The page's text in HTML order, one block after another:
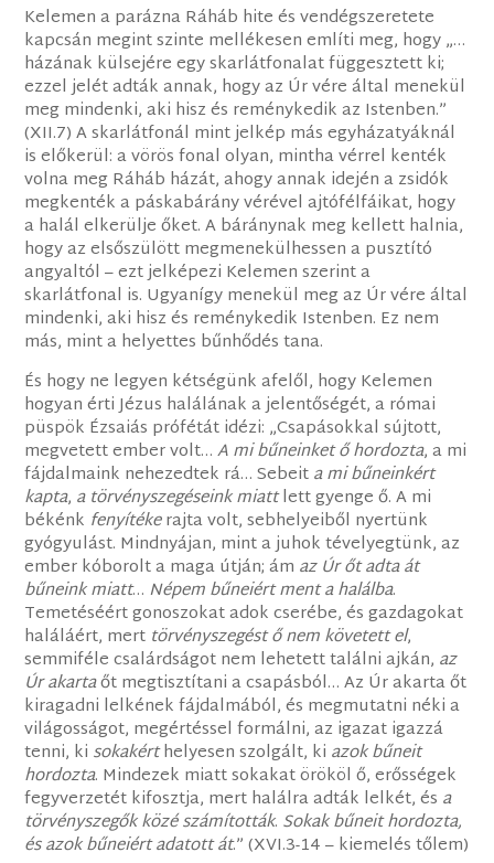
Kelemen a parázna Ráháb hite és vendégszeretete
kapcsán megint szinte mellékesen említi meg, hogy „…
házának külsejére egy skarlátfonalat függesztett ki;
ezzel jelét adták annak, hogy az Úr vére által menekül
meg mindenki, aki hisz és reménykedik az Istenben.”
(XII.7) A skarlátfonál mint jelkép más egyházatyáknál
is előkerül: a vörös fonal olyan, mintha vérrel kenték
volna meg Ráháb házát, ahogy annak idején a zsidók
megkenték a páskabárány vérével ajtófélfáikat, hogy
a halál elkerülje őket. A báránynak meg kellett halnia,
hogy az elsőszülött megmenekülhessen a pusztító
angyaltól – ezt jelképezi Kelemen szerint a
skarlátfonal is. Ugyanígy menekül meg az Úr vére által
mindenki, aki hisz és reménykedik Istenben. Ez nem
más, mint a helyettes bűnhődés tana.
És hogy ne legyen kétségünk afelől, hogy Kelemen
hogyan érti Jézus halálának a jelentőségét, a római
püspök Ézsaiás prófétát idézi: „Csapásokkal sújtott,
megvetett ember volt…A mi bűneinket ő hordozta, a mi
fájdalmaink nehezedtek rá… Sebeita mi bűneinkért
kapta, a törvényszegéseink miattlett gyenge ő. A mi
békénk fenyítékerajta volt, sebhelyeiből nyertünk
gyógyulást. Mindnyájan, mint a juhok tévelyegtünk, az
ember kóborolt a maga útján; ám az Úr őt adta át
bűneink miatt… Népem bűneiért ment a halálba.
Temetéséért gonoszokat adok cserébe, és gazdagokat
haláláért, mert törvényszegést ő nem követett el,
semmiféle csalárdságot nem lehetett találni ajkán, az
Úr akartaőt megtisztítani a csapásból… Az Úr akarta őt
kiragadni lelkének fájdalmából, és megmutatni néki a
világosságot, megértéssel formálni, az igazat igazzá
tenni, ki sokakérthelyesen szolgált, ki azok bűneit
hordozta. Mindezek miatt sokakat örököl ő, erősségek
fegyverzetét kifosztja, mert halálra adták lelkét, és a
törvényszegők közé számították. Sokak bűneit hordozta,
és azok bűneiért adatott át.” (XVI.3-14 – kiemelés tőlem)